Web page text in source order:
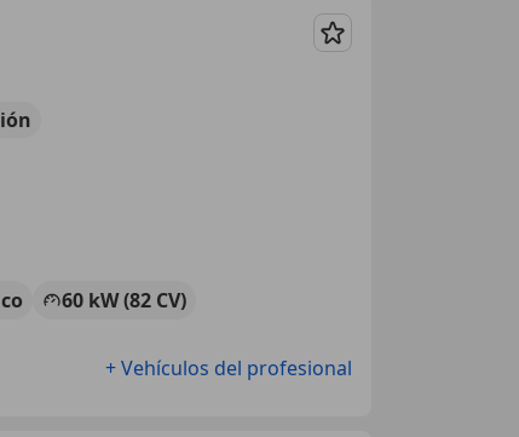
Guardar
60 kW (82 CV)
+ Vehículos del profesional